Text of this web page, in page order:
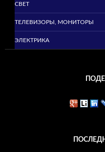
СВЕТ
ТЕЛЕВИЗОРЫ, МОНИТОРЫ
ЭЛЕКТРИКА